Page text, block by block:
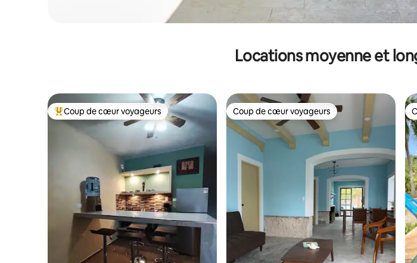
Locations moyenne et
Coups de cœur voyageurs les plus appréciés
Coup de cœur voyageurs Coup de cœur voyageurs
Coup de cœur voyageurs